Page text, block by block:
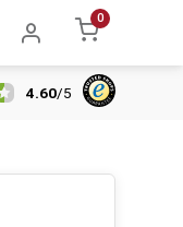
0
5% extra korting vanaf
4.60/5